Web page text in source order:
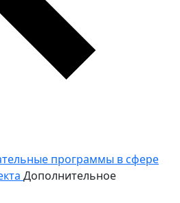
программы в сфере
Дополнительное